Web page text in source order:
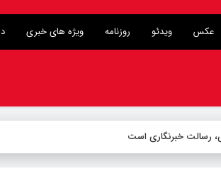
عکس ویدئو روزنامه ویژه های خبری
رسالت خبرنگاری است